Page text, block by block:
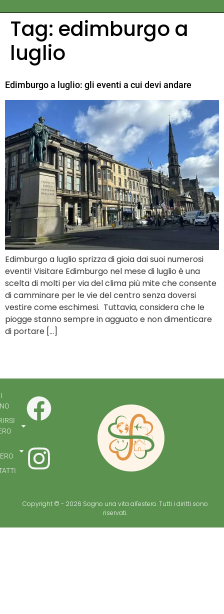
Tag: edimburgo a
luglio
Edimburgo a luglio: gli eventi a cui devi andare
Edimburgo a luglio sprizza di gioia dai suoi numerosi
eventi! Visitare Edimburgo nel mese di luglio è una
scelta di molti per via del clima più mite che consente
di camminare per le vie del centro senza doversi
vestire come eschimesi. Tuttavia, considera che le
piogge stanno sempre in agguato e non dimenticare
di portare […]
Copyright © - 2026 Sogno una vita all'estero. Tutti i diritti sono
riservati.